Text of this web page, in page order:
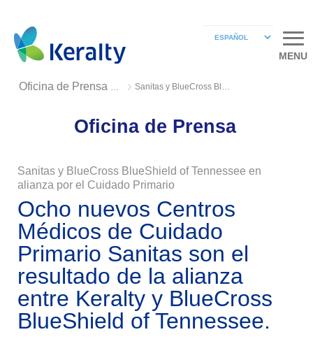
MENU
Oficina de Prensa 2020 Sanitas y BlueCross BlueShield of Tennessee en alianza por el Cuidado Primario
Oficina de Prensa
Sanitas y BlueCross BlueShield of Tennessee en
alianza por el Cuidado Primario
Ocho nuevos Centros
Médicos de Cuidado
Primario Sanitas son el
resultado de la alianza
entre Keralty y BlueCross
BlueShield of Tennessee.